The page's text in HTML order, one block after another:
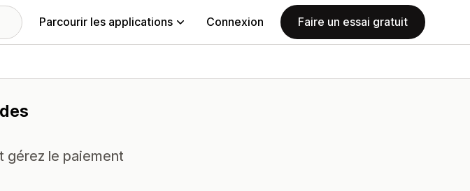
Parcourir les applications Connexion Faire un essai gratuit
gérez le paiement